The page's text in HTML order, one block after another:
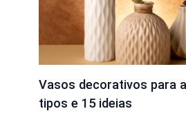
Vasos decorativos para
tipos e 15 ideias